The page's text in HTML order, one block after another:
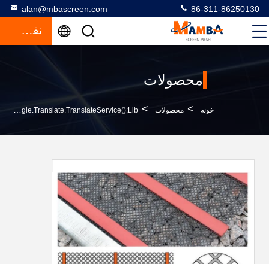
alan@mbascreen.com 86-311-86250130
نقل قول
محصولات
خونه > محصولات >
Self Cleaning Screen Meshfunction GtElInit() {var Lib = New Google.translate.TranslateService();lib.